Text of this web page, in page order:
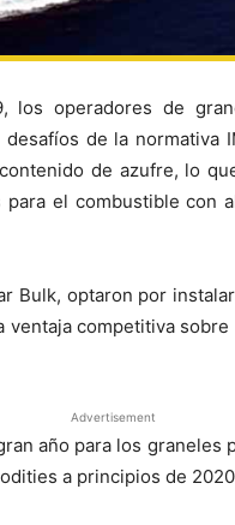
operadores de
de la normativa
de azufre, lo
el combustible con
Bulk, optaron por
competitiva
Advertisement
año para los
a principios de